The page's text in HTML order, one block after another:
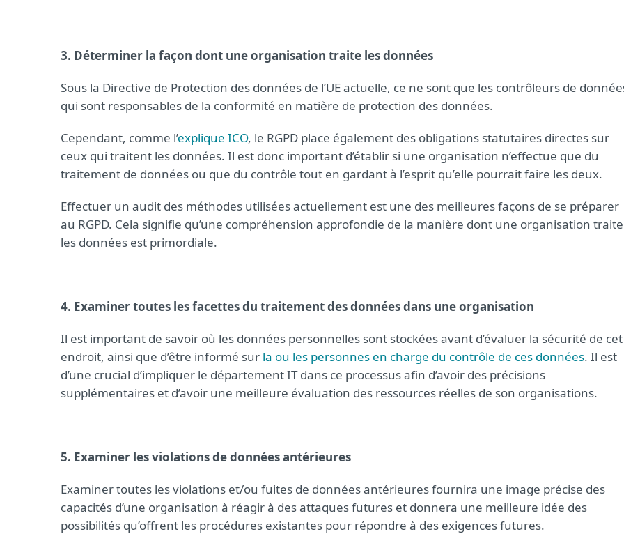
3. Déterminer la façon dont une organisation traite les données
Sous la Directive de Protection des données de l’UE actuelle, ce ne sont que les contrôleurs de
qui sont responsables de la conformité en matière de protection des données.
Cependant, comme l’explique ICO, le RGPD place également des obligations statutaires directes sur
ceux qui traitent les données. Il est donc important d’établir si une organisation n’effectue que du
traitement de données ou que du contrôle tout en gardant à l’esprit qu’elle pourrait faire les deux.
Effectuer un audit des méthodes utilisées actuellement est une des meilleures façons de se préparer
au RGPD. Cela signifie qu’une compréhension approfondie de la manière dont une organisation traite
les données est primordiale.
4. Examiner toutes les facettes du traitement des données dans une organisation
Il est important de savoir où les données personnelles sont stockées avant d’évaluer la sécurité de cet
endroit, ainsi que d’être informé sur la ou les personnes en charge du contrôle de ces données. Il est
d’une crucial d’impliquer le département IT dans ce processus afin d’avoir des précisions
supplémentaires et d’avoir une meilleure évaluation des ressources réelles de son organisations.
5. Examiner les violations de données antérieures
Examiner toutes les violations et/ou fuites de données antérieures fournira une image précise des
capacités d’une organisation à réagir à des attaques futures et donnera une meilleure idée des
possibilités qu’offrent les procédures existantes pour répondre à des exigences futures.